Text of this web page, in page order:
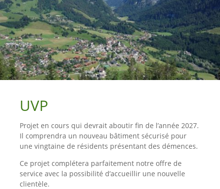
UVP
Projet en cours qui devrait aboutir fin de l’année 2027.
Il comprendra un nouveau bâtiment sécurisé pour
une vingtaine de résidents présentant des démences.
Ce projet complétera parfaitement notre offre de
service avec la possibilité d’accueillir une nouvelle
clientèle.